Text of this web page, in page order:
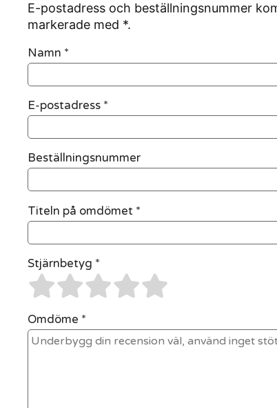
E-postadress och beställningsnummer
markerade med *.
Namn *
E-postadress *
Beställningsnummer
Titeln på omdömet *
Stjärnbetyg *
Omdöme *